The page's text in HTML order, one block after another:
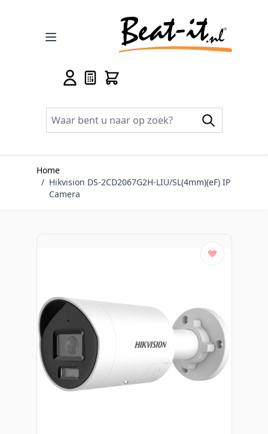
Home
/ Hikvision DS-2CD2067G2H-LIU/SL(4mm)(eF) IP
Camera